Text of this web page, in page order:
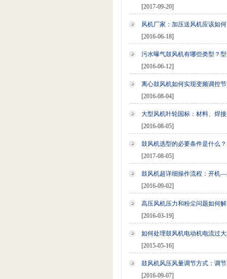
[2017-09-20]
风机厂家：加压送风机应该如
[2016-06-18]
污水曝气鼓风机有哪些类型？
[2016-06-12]
离心鼓风机如何实现变频调控
[2016-08-04]
大型风机叶轮国标：材料、焊
[2016-08-05]
鼓风机选型的必要条件是什么？
[2017-08-05]
鼓风机超详细操作流程：开机
[2016-09-02]
高压风机压力和粉尘问题如何
[2016-03-19]
如何处理鼓风机电动机电流过
[2015-05-16]
鼓风机风压风量调节方式：调
[2016-09-07]